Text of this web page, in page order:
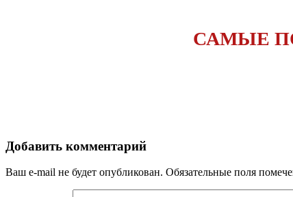
САМЫЕ
Добавить комментарий
Ваш e-mail не будет опубликован. Обязательные поля